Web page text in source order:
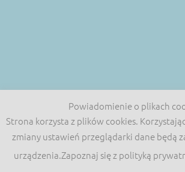
Powiadomienie o plikach
Strona korzysta z plików cookies.
zmiany ustawień przeglądarki dane będą
urządzenia.Zapoznaj się z polityką